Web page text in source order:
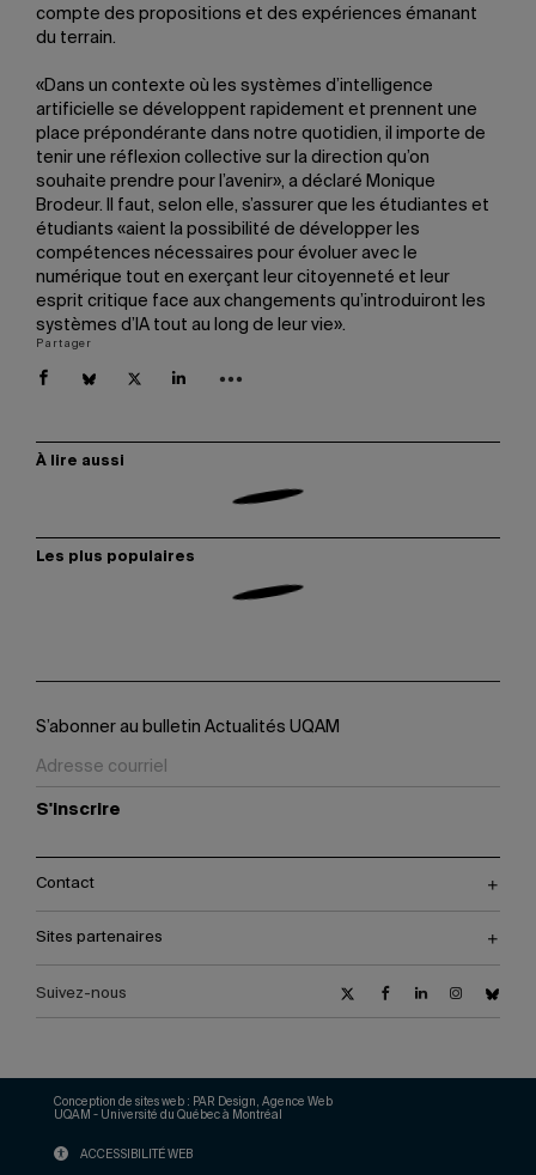
compte des propositions et des expériences émanant
du terrain.
«Dans un contexte où les systèmes d’intelligence
artificielle se développent rapidement et prennent une
place prépondérante dans notre quotidien, il importe de
tenir une réflexion collective sur la direction qu’on
souhaite prendre pour l’avenir», a déclaré Monique
Brodeur. Il faut, selon elle, s’assurer que les étudiantes et
étudiants «aient la possibilité de développer les
compétences nécessaires pour évoluer avec le
numérique tout en exerçant leur citoyenneté et leur
esprit critique face aux changements qu’introduiront les
systèmes d’IA tout au long de leur vie».
Partager
À lire aussi
Les plus populaires
S’abonner au bulletin Actualités UQAM
S'inscrire
Contact
Sites partenaires
Suivez-nous
UQAM - Université du Québec à Montréal
Conception de sites web : PAR Design, Agence Web
ACCESSIBILITÉ WEB